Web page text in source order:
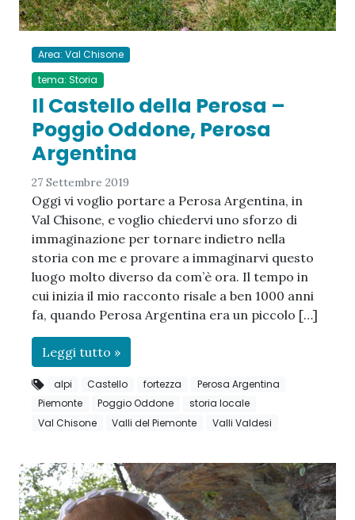
Area: Val Chisone
tema: Storia
Il Castello della Perosa –
Poggio Oddone, Perosa
Argentina
27 Settembre 2019
Oggi vi voglio portare a Perosa Argentina, in
Val Chisone, e voglio chiedervi uno sforzo di
immaginazione per tornare indietro nella
storia con me e provare a immaginarvi questo
luogo molto diverso da com’è ora. Il tempo in
cui inizia il mio racconto risale a ben 1000 anni
fa, quando Perosa Argentina era un piccolo […]
Leggi tutto »
alpi Castello fortezza
Perosa Argentina
Piemonte
Poggio Oddone
storia locale
Val Chisone
Valli del Piemonte Valli Valdesi